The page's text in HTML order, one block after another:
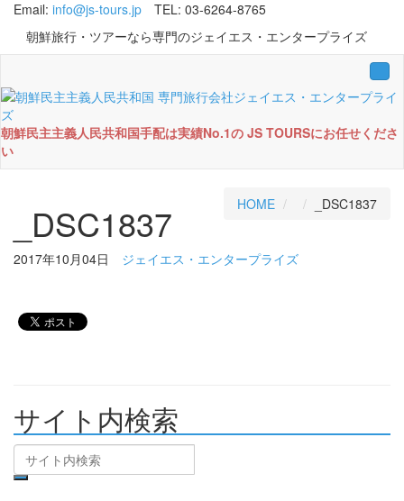
Email: info@js-tours.jp
TEL: 03-6264-8765
朝鮮旅行・ツアーなら専門のジェイエス・エンタープライズ
朝鮮民主主義人民共和国手配は実績No.1の JS TOURSにお任せくださ
い
_DSC1837 HOME _DSC1837
2017年10月04日 ジェイエス・エンタープライズ
サイト内検索